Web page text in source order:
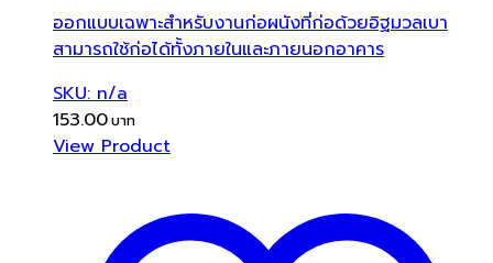
ออกแบบเฉพาะสำหรับงานก่อผนังที่ก่อด้วยอิฐมวลเบา
สามารถใช้ก่อได้ทั้งภายในและภายนอกอาคาร
SKU: n/a
153.00
View Product